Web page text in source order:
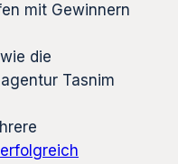
mit Gewinnern
die
Tasnim
erfolgreich